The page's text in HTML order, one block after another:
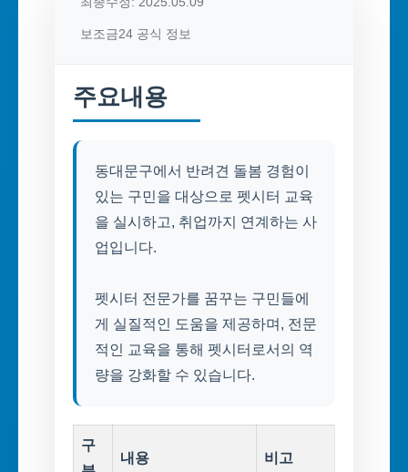
보조금24 공식 정보
주요내용
동대문구에서 반려견 돌봄 경험이
있는 구민을 대상으로 펫시터 교육
을 실시하고, 취업까지 연계하는 사
업입니다.
펫시터 전문가를 꿈꾸는 구민들에
게 실질적인 도움을 제공하며, 전문
적인 교육을 통해 펫시터로서의 역
량을 강화할 수 있습니다.
구
내용 비고